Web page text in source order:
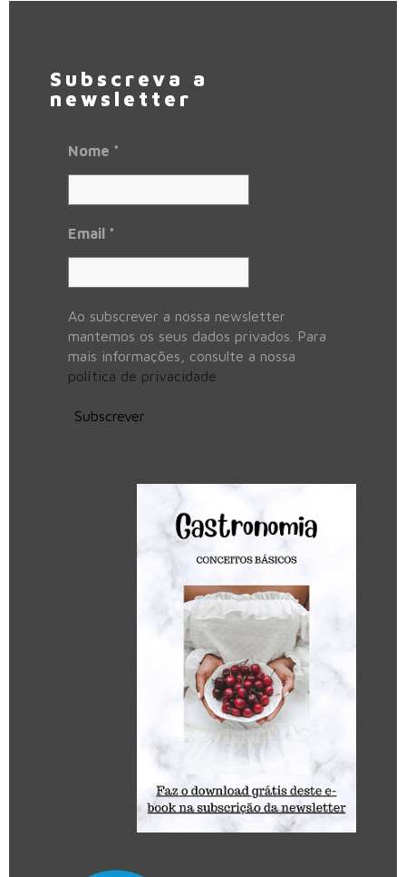
Subscreva a
newsletter
Nome *
Email *
Ao subscrever a nossa newsletter
mantemos os seus dados privados. Para
mais informações, consulte a nossa
política de privacidade